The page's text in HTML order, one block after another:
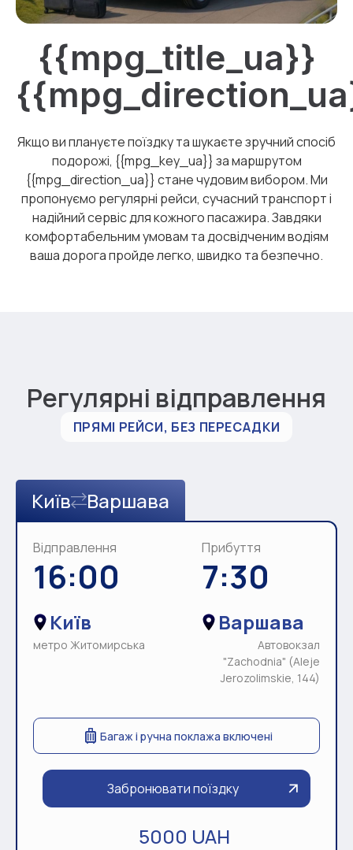
{{mpg_title_ua}}
Якщо ви плануєте поїздку та шукаєте зручний спосіб
подорожі, {{mpg_key_ua}} за маршрутом
{{mpg_direction_ua}} стане чудовим вибором. Ми
пропонуємо регулярні рейси, сучасний транспорт і
надійний сервіс для кожного пасажира. Завдяки
комфортабельним умовам та досвідченим водіям
ваша дорога пройде легко, швидко та безпечно.
Регулярні відправлення
ПРЯМІ РЕЙСИ, БЕЗ ПЕРЕСАДКИ
Київ Варшава
Відправлення
16:00
Київ
метро Житомирська
Прибуття
7:30
Варшава
Автовокзал
"Zachodnia" (Aleje
Jerozolimskie, 144)
Багаж і ручна поклажа включені
Забронювати поїздку
5000 UAH